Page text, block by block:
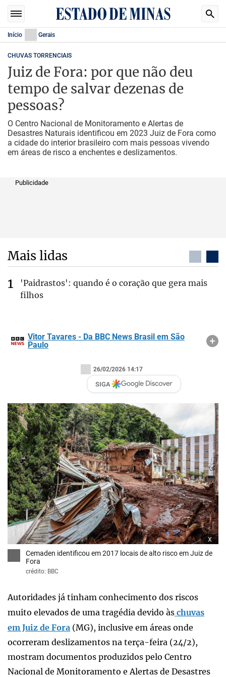
Início Gerais
CHUVAS TORRENCIAIS
Juiz de Fora: por que não deu
tempo de salvar dezenas de
pessoas?
O Centro Nacional de Monitoramento e Alertas de
Desastres Naturais identificou em 2023 Juiz de Fora como
a cidade do interior brasileiro com mais pessoas vivendo
em áreas de risco a enchentes e deslizamentos.
Publicidade
Mais lidas
'Paidrastos': quando é o coração que gera mais
filhos
Vitor Tavares - Da BBC News Brasil em São
Paulo
26/02/2026 14:17
SIGA
x
Cemaden identificou em 2017 locais de alto risco em Juiz de
Fora
crédito: BBC
Autoridades já tinham conhecimento dos riscos
muito elevados de uma tragédia devido às chuvas
em Juiz de Fora (MG), inclusive em áreas onde
ocorreram deslizamentos na terça-feira (24/2),
mostram documentos produzidos pelo Centro
Nacional de Monitoramento e Alertas de Desastres